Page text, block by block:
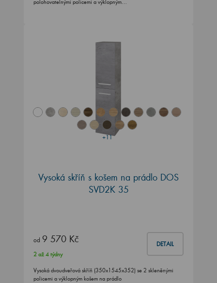
polohovatelnými policemi a výklopným…
+11
Vysoká skříň s košem na prádlo DOS
SVD2K 35
od 9 570 Kč DETAIL
2 až 4 týdny
Vysoká dvoudveřová skříň (350x1545x352) se 2 skleněnými
policemi a výklopným košem na prádlo